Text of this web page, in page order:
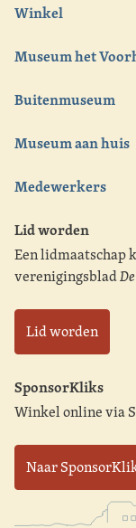
Winkel
Museum het
Buitenmuseum
Museum aan huis
Medewerkers
Lid worden
Een lidmaatschap
verenigingsblad
Lid worden
SponsorKliks
Winkel online via
Naar